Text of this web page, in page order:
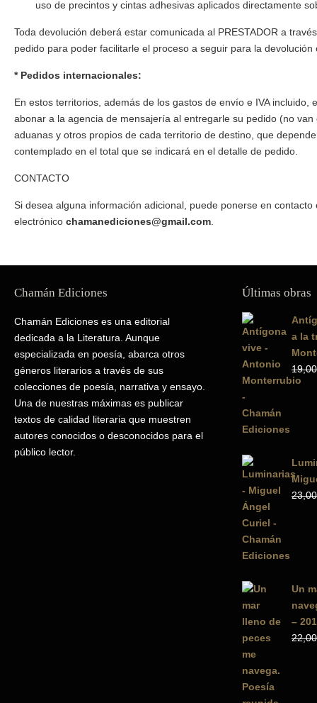
uso de precintos y cintas adhesivas aplicados directamente
Toda devolución deberá estar comunicada al PRESTADOR a
pedido para poder facilitarle el proceso a seguir para la devolución
* Pedidos internacionales:
En estos territorios, además de los gastos de envío e IVA
abonar a la agencia de mensajería al entregarle su pedido (no
aduanas y otros propios de cada territorio de destino, que
contemplado en el total que se indicará en el detalle de pedido.
CONTACTO
Si desea alguna información adicional, puede ponerse en
electrónico chamanediciones@gmail.com
Chamán Ediciones
Chamán Ediciones es una editorial
dedicada a la Literatura. Aunque
especializada en poesía, abarca otros
géneros literarios a través de sus
colecciones de poesía, narrativa y ensayo.
Una de nuestras máximas es publicar
textos de calidad literaria que muestren
autores conocidos o desconocidos para el
público lector.
Últimas obras
a la
19,00
23,00
Un
–
22,00